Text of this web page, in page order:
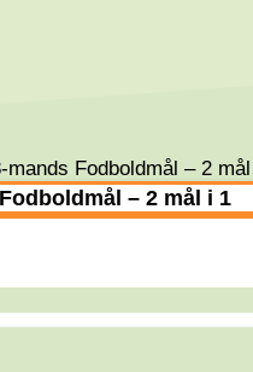
mands Fodboldmål – 2
– 2 mål i 1